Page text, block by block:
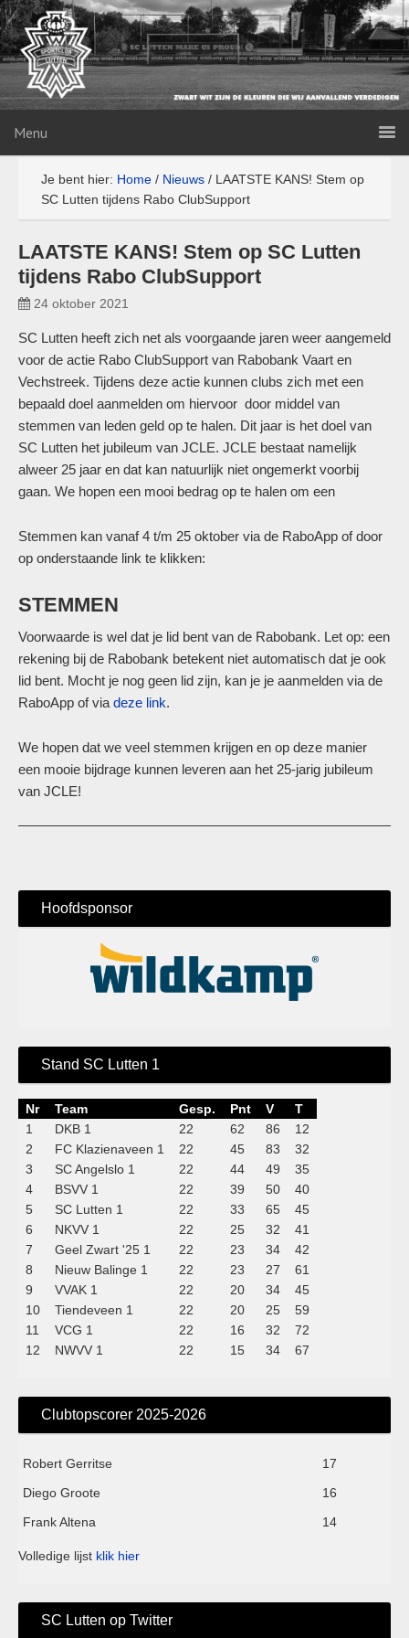
Menu
Je bent hier: Home / Nieuws / LAATSTE KANS! Stem op
SC Lutten tijdens Rabo ClubSupport
LAATSTE KANS! Stem op SC Lutten
tijdens Rabo ClubSupport
24 oktober 2021
SC Lutten heeft zich net als voorgaande jaren weer aangemeld
voor de actie Rabo ClubSupport van Rabobank Vaart en
Vechstreek. Tijdens deze actie kunnen clubs zich met een
bepaald doel aanmelden om hiervoor door middel van
stemmen van leden geld op te halen. Dit jaar is het doel van
SC Lutten het jubileum van JCLE. JCLE bestaat namelijk
alweer 25 jaar en dat kan natuurlijk niet ongemerkt voorbij
gaan. We hopen een mooi bedrag op te halen om een
Stemmen kan vanaf 4 t/m 25 oktober via de RaboApp of door
op onderstaande link te klikken:
STEMMEN
Voorwaarde is wel dat je lid bent van de Rabobank. Let op: een
rekening bij de Rabobank betekent niet automatisch dat je ook
lid bent. Mocht je nog geen lid zijn, kan je je aanmelden via de
RaboApp of via deze link.
We hopen dat we veel stemmen krijgen en op deze manier
een mooie bijdrage kunnen leveren aan het 25-jarig jubileum
van JCLE!
Hoofdsponsor
Stand SC Lutten 1
Nr Team Gesp. Pnt V
T
1
DKB 1 22 62 86
12
2
FC Klazienaveen 1 22 45 83
32
3
SC Angelslo 1 22 44 49
35
4
BSVV 1 22 39 50
40
5
SC Lutten 1 22 33 65
45
6
NKVV 1 22 25 32
41
7
Geel Zwart '25 1 22 23 34
42
8
Nieuw Balinge 1 22 23 27
61
9
VVAK 1 22 20 34
45
10
Tiendeveen 1 22 20 25
59
11
VCG 1 22 16 32
72
12
NWVV 1 22 15 34 67
Clubtopscorer 2025-2026
Robert Gerritse
17
Diego Groote
16
Frank Altena
14
Volledige lijst klik hier
SC Lutten op Twitter